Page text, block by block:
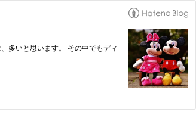
多いと思います。 その中でもディ